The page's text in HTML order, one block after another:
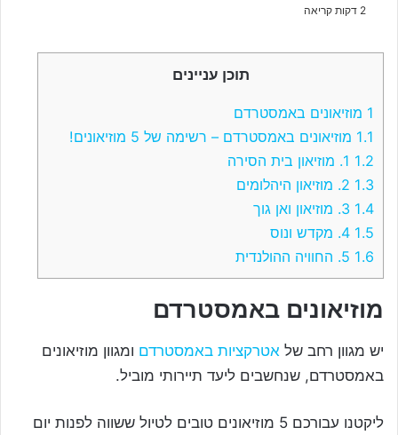
תוכן עניינים
1 מוזיאונים באמסטרדם
1.1 מוזיאונים באמסטרדם – רשימה של 5 מוזיאונים!
1.2
1.3
1.4
1.5
1.6
מוזיאונים באמסטרדם
יש מגוון רחב של אטרקציות באמסטרדם ומגוון מוזיאונים
באמסטרדם, שנחשבים ליעד תיירותי מוביל.
ליקטנו עבורכם 5 מוזיאונים טובים לטיול ששווה לפנות יום